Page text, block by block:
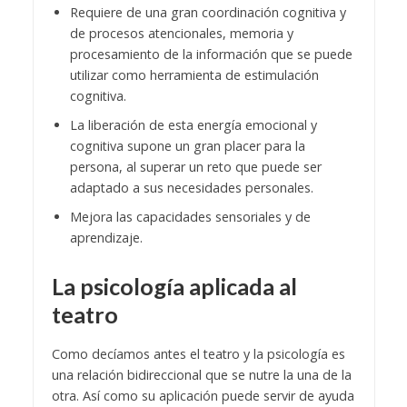
Requiere de una gran coordinación cognitiva y
de procesos atencionales, memoria y
procesamiento de la información que se puede
utilizar como herramienta de estimulación
cognitiva.
La liberación de esta energía emocional y
cognitiva supone un gran placer para la
persona, al superar un reto que puede ser
adaptado a sus necesidades personales.
Mejora las capacidades sensoriales y de
aprendizaje.
La psicología aplicada al
teatro
Como decíamos antes el teatro y la psicología es
una relación bidireccional que se nutre la una de la
otra. Así como su aplicación puede servir de ayuda